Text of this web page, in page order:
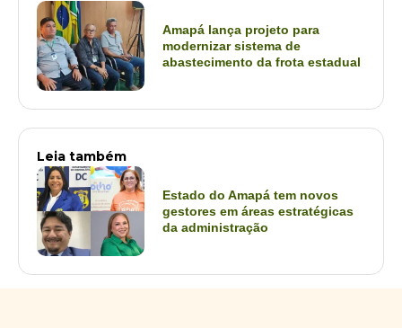
Amapá lança projeto para
modernizar sistema de
abastecimento da frota estadual
Leia também
Estado do Amapá tem novos
gestores em áreas estratégicas
da administração